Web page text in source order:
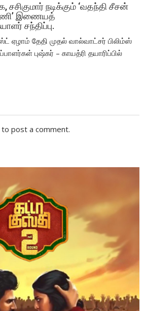
நடிக்கும் ‘வதந்தி சீசன்
மணி’ இணையத்
சந்திப்பு.
ஏழாம் தேதி முதல் வால்வாட்சர் பிலிம்ஸ்
புஷ்கர் – காயத்ரி தயாரிப்பில்
to post a comment.